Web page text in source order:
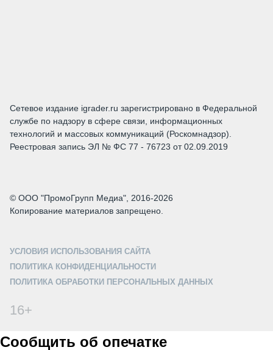
Сетевое издание igrader.ru зарегистрировано в Федеральной
службе по надзору в сфере связи, информационных
технологий и массовых коммуникаций (Роскомнадзор).
Реестровая запись ЭЛ № ФС 77 - 76723 от 02.09.2019
© ООО "ПромоГрупп Медиа", 2016-2026
Копирование материалов запрещено.
УСЛОВИЯ ИСПОЛЬЗОВАНИЯ САЙТА
ПОЛИТИКА КОНФИДЕНЦИАЛЬНОСТИ
ПОЛИТИКА ОБРАБОТКИ ПЕРСОНАЛЬНЫХ ДАННЫХ
16+
Сообщить об опечатке